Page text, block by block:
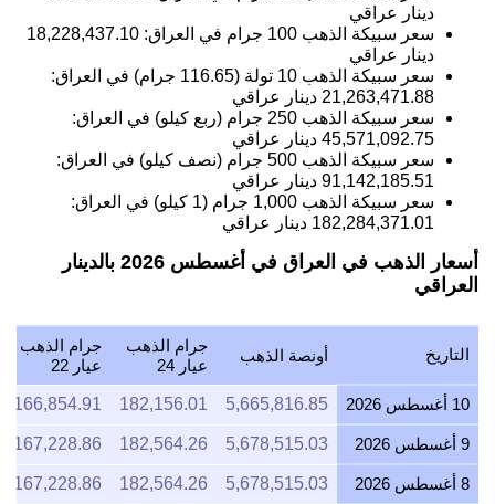
دينار عراقي
سعر سبيكة الذهب 100 جرام في العراق:
18,228,437.10
دينار عراقي
سعر سبيكة الذهب 10 تولة (116.65 جرام) في العراق:
21,263,471.88 دينار عراقي
سعر سبيكة الذهب 250 جرام (ربع كيلو) في العراق:
45,571,092.75 دينار عراقي
سعر سبيكة الذهب 500 جرام (نصف كيلو) في العراق:
91,142,185.51 دينار عراقي
سعر سبيكة الذهب 1,000 جرام (1 كيلو) في العراق:
182,284,371.01 دينار عراقي
أسعار الذهب في العراق في أغسطس 2026 بالدينار
العراقي
التاريخ أونصة الذهب
جرام الذهب
عيار 24
جرام الذهب
عيار 22
10 أغسطس 2026 5,665,816.85
182,156.01
166,854.91
9 أغسطس 2026 5,678,515.03
182,564.26
167,228.86
8 أغسطس 2026 5,678,515.03
182,564.26
167,228.86